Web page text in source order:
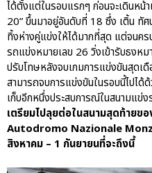
ได้ตั้งแต่ในรอบแรกๆ ก่อนจะเดินหน้
20” ขึ้นมาอยู่อันดับที่ 18 ซึ่ง เติ้น ทั
ทิ้งห่างคู่แข่งให้ได้มากที่สุด แต่จนค
รถแข่งหมายเลข 26 วิ่งเข้ารับธงห
ปรับโทษหลังจบเกมการแข่งขันสุดเ
สามารถจบการแข่งขันในรอบนี้ไปไ
เก็บอีกหนึ่งประสบการณ์ในสนามแ
เตรียมไปลุยต่อในสนามสุดท้ายข
Autodromo Nazionale
สิงหาคม – 1 กันยายนที่จะถึงนี้